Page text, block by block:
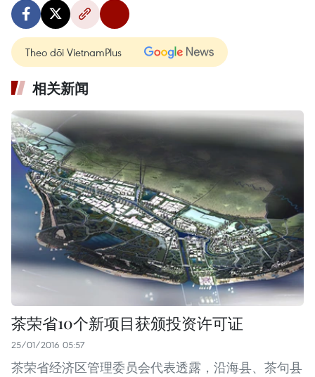
Theo dõi VietnamPlus
相关新闻
茶荣省10个新项目获颁投资许可证
25/01/2016 05:57
茶荣省经济区管理委员会代表透露，沿海县、茶句县